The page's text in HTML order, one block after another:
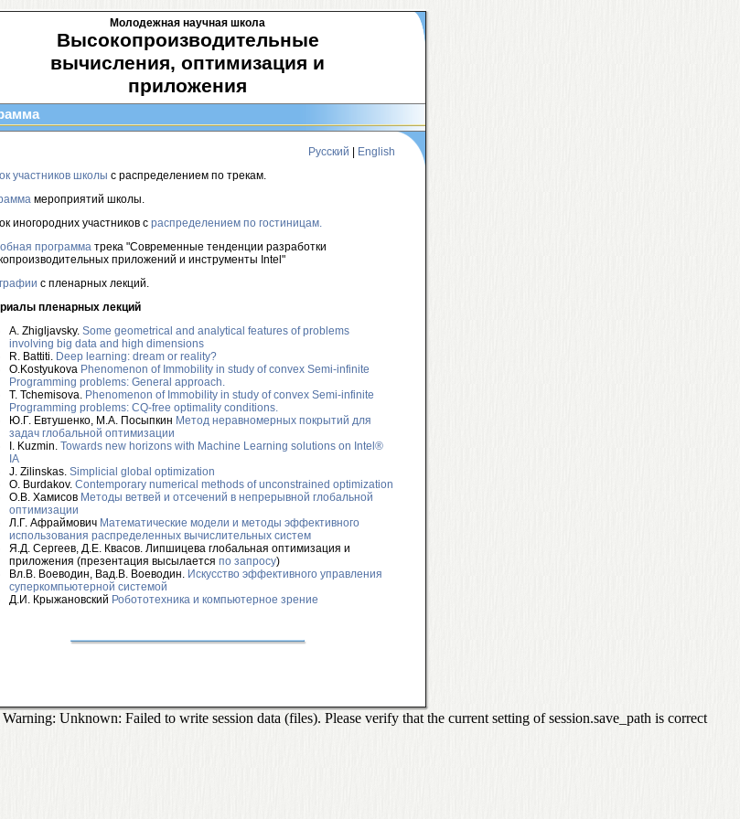
Молодежная научная школа
Высокопроизводительные
вычисления, оптимизация и
приложения
Русский
English
участников школы с распределением по трекам.
мероприятий школы.
иногородних участников с распределением по гостиницам.
программа трека "Современные тенденции разработки
приложений и инструменты Intel"
с пленарных лекций.
пленарных лекций
А. Zhigljavsky. Some geometrical and analytical features of problems
involving big data and high dimensions
R. Battiti. Deep learning: dream or reality?
O.Kostyukova Phenomenon of Immobility in study of convex Semi-infinite
Programming problems: General approach.
T. Tchemisova. Phenomenon of Immobility in study of convex Semi-infinite
Programming problems: CQ-free optimality conditions.
Ю.Г. Евтушенко, М.А. Посыпкин Метод неравномерных покрытий для
задач глобальной оптимизации
I. Kuzmin. Towards new horizons with Machine Learning solutions on Intel®
IA
J. Zilinskas. Simplicial global optimization
O. Burdakov. Contemporary numerical methods of unconstrained optimization
О.В. Хамисов Методы ветвей и отсечений в непрерывной глобальной
оптимизации
Л.Г. Афраймович Математические модели и методы эффективного
использования распределенных вычислительных систем
Я.Д. Сергеев, Д.Е. Квасов. Липшицева глобальная оптимизация и
приложения (презентация высылается по запросу)
Вл.В. Воеводин, Вад.В. Воеводин. Искусство эффективного управления
суперкомпьютерной системой
Д.И. Крыжановский Робототехника и компьютерное зрение
Unknown: Failed to write session data (files). Please verify that the current setting of session.save_path is correct